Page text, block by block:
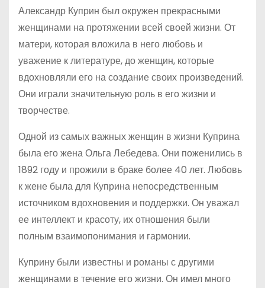
Александр Куприн был окружен прекрасными
женщинами на протяжении всей своей жизни. От
матери, которая вложила в него любовь и
уважение к литературе, до женщин, которые
вдохновляли его на создание своих произведений.
Они играли значительную роль в его жизни и
творчестве.
Одной из самых важных женщин в жизни Куприна
была его жена Ольга Лебедева. Они поженились в
1892 году и прожили в браке более 40 лет. Любовь
к жене была для Куприна непосредственным
источником вдохновения и поддержки. Он уважал
ее интеллект и красоту, их отношения были
полным взаимопонимания и гармонии.
Куприну были известны и романы с другими
женщинами в течение его жизни. Он имел много